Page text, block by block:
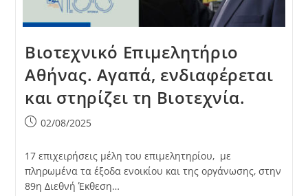
Βιοτεχνικό Επιμελητήριο
Αθήνας. Αγαπά, ενδιαφέρεται
και στηρίζει τη Βιοτεχνία.
Post02/08/2025
17 επιχειρήσεις μέλη του επιμελητηρίου, με
πληρωμένα τα έξοδα ενοικίου και της οργάνωσης, στην
89η Διεθνή Έκθεση…